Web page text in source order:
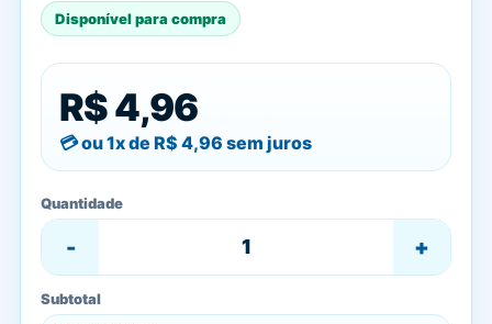
Disponível para compra
R$ 4,96
ou 1x de R$ 4,96 sem juros
Quantidade
- +
Subtotal